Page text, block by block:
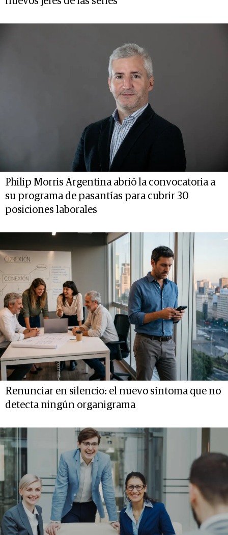
Philip Morris Argentina abrió la convocatoria a
su programa de pasantías para cubrir 30
posiciones laborales
Renunciar en silencio: el nuevo síntoma que no
detecta ningún organigrama